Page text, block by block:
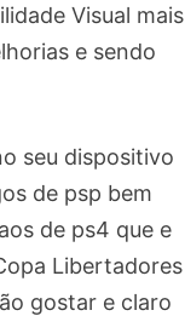
Visual mais
e sendo
seu dispositivo
de psp bem
de ps4 que e
Libertadores
gostar e claro